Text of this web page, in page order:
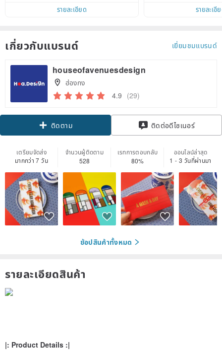
รายละเอียด
รายละเอี
เกี่ยวกับแบรนด์ เยี่ยมชมแบรนด์
houseofavenuesdesign
ฮ่องกง
4.9 (29)
ติดตาม ติดต่อดีไซเนอร์
เตรียมจัดส่ง
มากกว่า 7 วัน
จำนวนผู้ติดตาม
528
เรทการตอบกลับ
80%
ออนไลน์ล่าสุด
1 - 3 วันที่ผ่านมา
ช้อปสินค้าทั้งหมด
รายละเอียดสินค้า
|: Product Details :|